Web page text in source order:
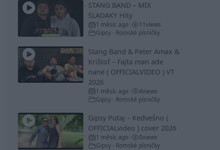
STANG BAND – MIX
SLADAKY Hity
1 měsíc ago 11views
Gipsy - Romské písničky
Stang Band & Peter Amax &
Krištof – Fajta man ade
nane ( OFFICIALVIDEO ) VT
2026
1 měsíc ago 4views
Gipsy - Romské písničky
Gipsy Putaj – Kedvešno (
OFFICIALvideo ) cover 2026
1 měsíc ago 0views
Gipsy - Romské písničky